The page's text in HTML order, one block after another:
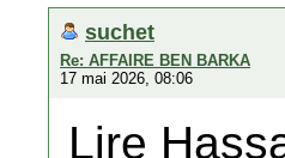
suchet
Re: AFFAIRE BEN BARKA
17 mai 2026, 08:06
Lire